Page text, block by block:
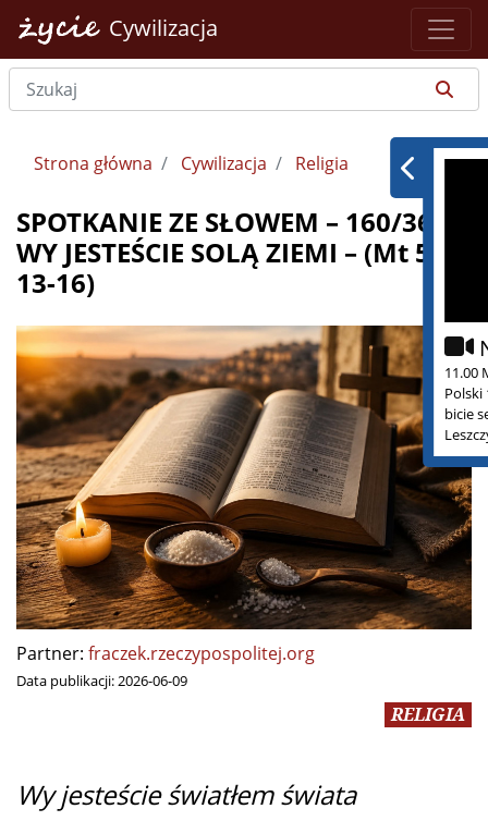
Cywilizacja
11.00
Polski
bicie
Strona główna Cywilizacja Religia
SPOTKANIE ZE SŁOWEM – 160/365 –
WY JESTEŚCIE SOLĄ ZIEMI – (Mt 5,
13-16)
Partner: fraczek.rzeczypospolitej.org
Data publikacji:2026-06-09
RELIGIA
Wy jesteście światłem świata